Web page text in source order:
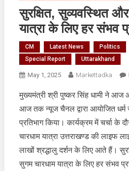
सुरक्षित, सुव्यवस्थित
यात्रा के लिए हर संभव
CM Latest News Politics
Special Report
Uttarakhand
May 1, 2025 Markettadka
मुख्यमंत्री श्री पुष्कर सिंह धामी ने आज
आज तक न्यूज चैनल द्वारा आयोजित धर्म
प्रतिभाग किया। कार्यक्रम में चर्चा के
चारधाम यात्रा उत्तराखण्ड की लाइफ
लाखों श्रद्धालु दर्शन के लिए आते हैं।
सुगम चारधाम यात्रा के लिए हर संभव